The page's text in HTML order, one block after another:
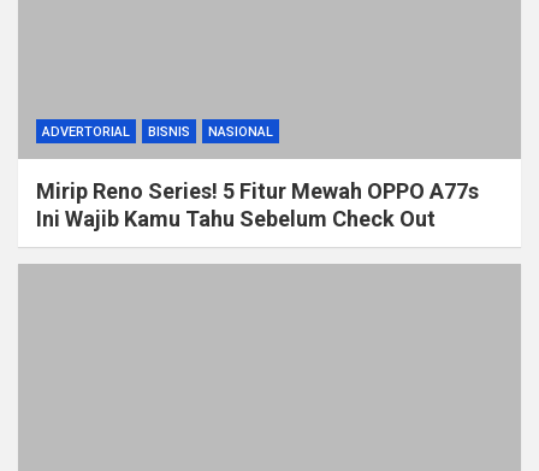
ADVERTORIAL BISNIS NASIONAL
Mirip Reno Series! 5 Fitur Mewah OPPO A77s
Ini Wajib Kamu Tahu Sebelum Check Out